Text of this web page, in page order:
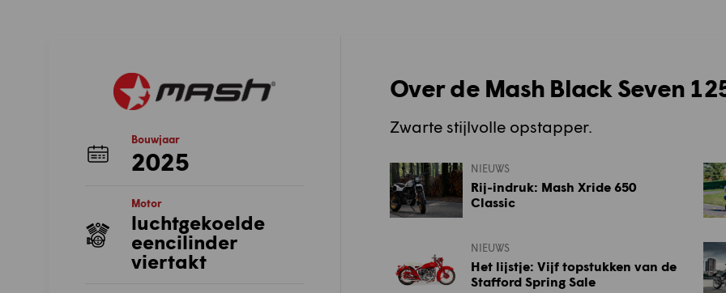
Bouwjaar
2025
Motor
luchtgekoelde
eencilinder
viertakt
Over de Mash Black Seven
Zwarte stijlvolle opstapper.
NIEUWS
Rij-indruk: Mash Xride 650
Classic
NIEUWS
Het lijstje: Vijf topstukken van de
Stafford Spring Sale